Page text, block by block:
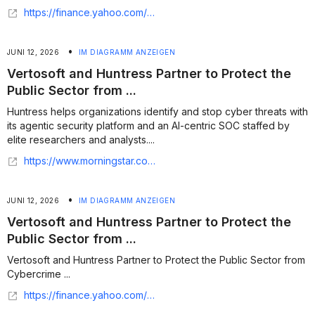
https://finance.yahoo.com/video/ai-lowering-barrier-cybercriminals-huntress-210123720.html
JUNI 12, 2026 • IM DIAGRAMM ANZEIGEN
Vertosoft and Huntress Partner to Protect the
Public Sector from ...
Huntress helps organizations identify and stop cyber threats with
its agentic security platform and an AI-centric SOC staffed by
elite researchers and analysts....
https://www.morningstar.com/news/accesswire/1175225msn/vertosoft-and-huntress-partner-to-protect-the-public-sector-from-cybercrime
JUNI 12, 2026 • IM DIAGRAMM ANZEIGEN
Vertosoft and Huntress Partner to Protect the
Public Sector from ...
Vertosoft and Huntress Partner to Protect the Public Sector from
Cybercrime ...
https://finance.yahoo.com/sectors/technology/articles/vertosoft-huntress-partner-protect-public-171500721.html